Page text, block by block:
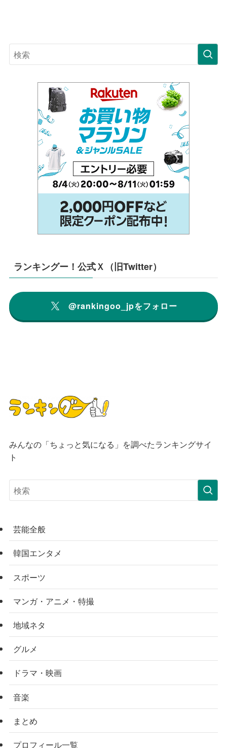
ランキングー！公式Ｘ（旧Twitter）
@rankingoo_jpをフォロー
みんなの「ちょっと気になる」を調べたランキングサイ
ト
芸能全般
韓国エンタメ
スポーツ
マンガ・アニメ・特撮
地域ネタ
グルメ
ドラマ・映画
音楽
まとめ
プロフィール一覧